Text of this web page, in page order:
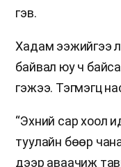
гэв.
Хадам ээжийгээ
байвал юу ч
гэжээ. Тэгмэгц
“Эхний сар хоол
туулайн бөөр
дээр аваачиж